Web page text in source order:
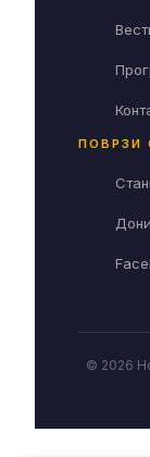
ПОВРЗИ
© 2026